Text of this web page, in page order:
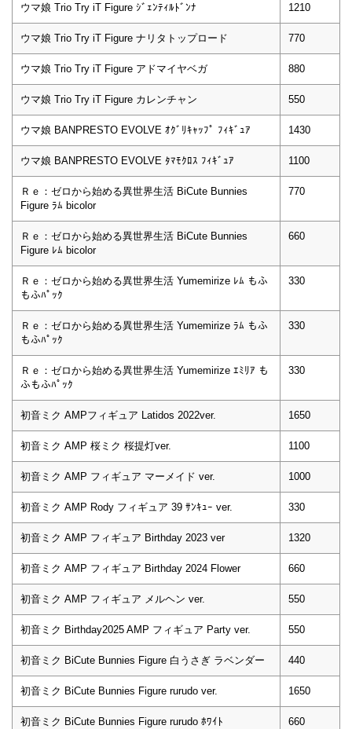
ウマ娘 Trio Try iT Figure ｼﾞｪﾝﾃｨﾙﾄﾞﾝﾅ 1210
ウマ娘 Trio Try iT Figure ナリタトップロード 770
ウマ娘 Trio Try iT Figure アドマイヤベガ 880
ウマ娘 Trio Try iT Figure カレンチャン 550
ウマ娘 BANPRESTO EVOLVE ｵｸﾞﾘｷｬｯﾌﾟ ﾌｨｷﾞｭｱ 1430
ウマ娘 BANPRESTO EVOLVE ﾀﾏﾓｸﾛｽ ﾌｨｷﾞｭｱ 1100
Ｒｅ：ゼロから始める異世界生活 BiCute Bunnies
Figure ﾗﾑ bicolor
770
Ｒｅ：ゼロから始める異世界生活 BiCute Bunnies
Figure ﾚﾑ bicolor
660
Ｒｅ：ゼロから始める異世界生活 Yumemirize ﾚﾑ もふ
もふﾊﾟｯｸ
330
Ｒｅ：ゼロから始める異世界生活 Yumemirize ﾗﾑ もふ
もふﾊﾟｯｸ
330
Ｒｅ：ゼロから始める異世界生活 Yumemirize ｴﾐﾘｱ も
ふもふﾊﾟｯｸ
330
初音ミク AMPフィギュア Latidos 2022ver. 1650
初音ミク AMP 桜ミク 桜提灯ver. 1100
初音ミク AMP フィギュア マーメイド ver. 1000
初音ミク AMP Rody フィギュア 39 ｻﾝｷｭｰ ver. 330
初音ミク AMP フィギュア Birthday 2023 ver 1320
初音ミク AMP フィギュア Birthday 2024 Flower 660
初音ミク AMP フィギュア メルヘン ver. 550
初音ミク Birthday2025 AMP フィギュア Party ver. 550
初音ミク BiCute Bunnies Figure 白うさぎ ラベンダー 440
初音ミク BiCute Bunnies Figure rurudo ver. 1650
初音ミク BiCute Bunnies Figure rurudo ﾎﾜｲﾄ 660